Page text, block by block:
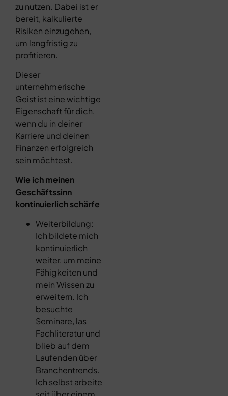
zu nutzen. Dabei ist er
bereit, kalkulierte
Risiken einzugehen,
um langfristig zu
profitieren.
Dieser
unternehmerische
Geist ist eine wichtige
Eigenschaft für dich,
wenn du in deiner
Karriere und deinen
Finanzen erfolgreich
sein möchtest.
Wie ich meinen
Geschäftssinn
kontinuierlich schärfe
Weiterbildung:
Ich bildete mich
kontinuierlich
weiter, um meine
Fähigkeiten und
mein Wissen zu
erweitern. Ich
besuchte
Seminare, las
Fachliteratur und
blieb auf dem
Laufenden über
Branchentrends.
Ich selbst arbeite